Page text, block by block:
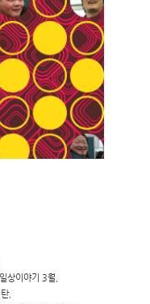
상이야기 3월
,